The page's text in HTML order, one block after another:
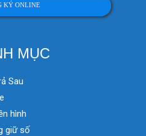
KÝ ONLINE
MỤC
Sau
hình
giữ số